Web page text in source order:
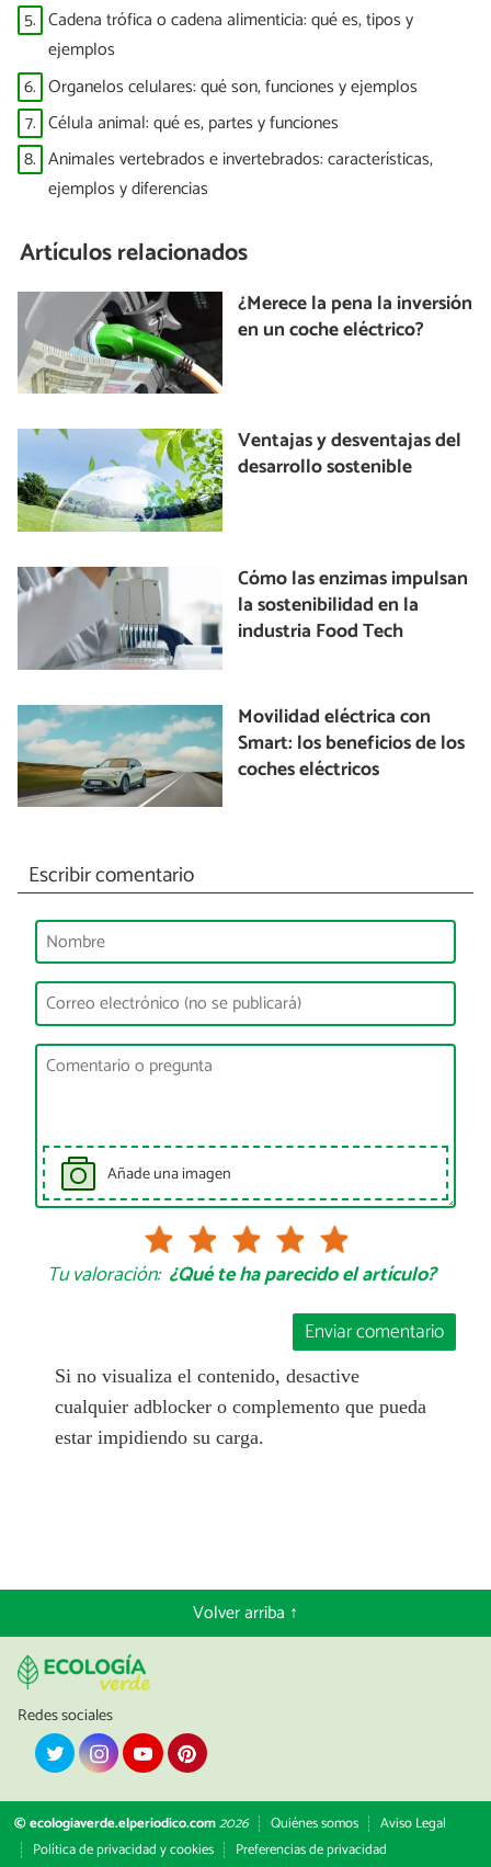
5. Cadena trófica o cadena alimenticia: qué es, tipos y
ejemplos
6. Organelos celulares: qué son, funciones y ejemplos
7. Célula animal: qué es, partes y funciones
8. Animales vertebrados e invertebrados: características,
ejemplos y diferencias
Artículos relacionados
¿Merece la pena la inversión
en un coche eléctrico?
Ventajas y desventajas del
desarrollo sostenible
Cómo las enzimas impulsan
la sostenibilidad en la
industria Food Tech
Movilidad eléctrica con
Smart: los beneficios de los
coches eléctricos
Escribir comentario
Añade una imagen
Tu valoración: ¿Qué te ha parecido el artículo?
Enviar comentario
Si no visualiza el contenido, desactive
cualquier adblocker o complemento que pueda
estar impidiendo su carga.
Volver arriba ↑
Redes sociales
© ecologiaverde.elperiodico.com2026 Quiénes somos
Aviso Legal
Política de privacidad y cookies
Preferencias de privacidad